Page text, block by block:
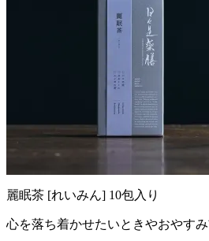
麗眠茶 [れいみん] 10包入り
心を落ち着かせたいときやおやすみ